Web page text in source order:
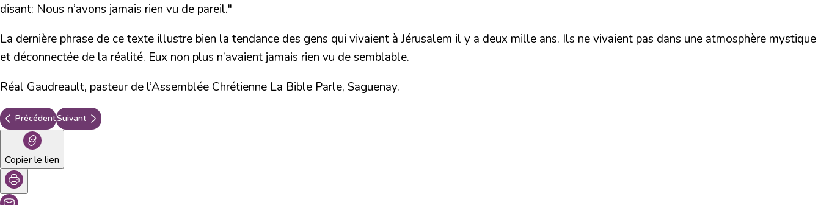
disant: Nous n’avons jamais rien vu de pareil."
La dernière phrase de ce texte illustre bien la tendance des gens qui vivaient à Jérusalem il y a deux mille ans. Ils ne vivaient pas dans une atmosphère mystique
et déconnectée de la réalité. Eux non plus n’avaient jamais rien vu de semblable.
Réal Gaudreault, pasteur de l’Assemblée Chrétienne La Bible Parle, Saguenay.
PrécédentSuivant
Copier le lien